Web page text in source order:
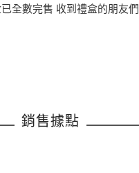
全數完售 收到禮盒的朋友
銷售據點